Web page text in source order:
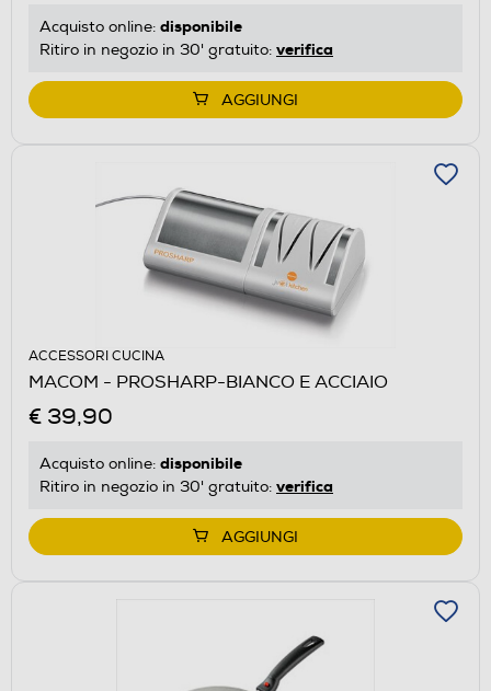
Acquisto online: disponibile
Ritiro in negozio in 30' gratuito: verifica
AGGIUNGI
ACCESSORI CUCINA
MACOM - PROSHARP-BIANCO E ACCIAIO
€ 39,90
Acquisto online: disponibile
Ritiro in negozio in 30' gratuito: verifica
AGGIUNGI